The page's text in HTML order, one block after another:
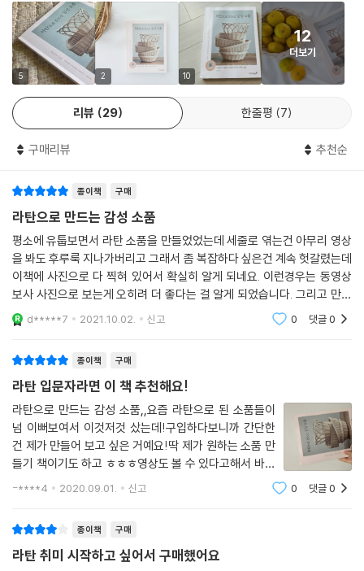
무르기·땋아마무르기 등의 마무리 기법, 그리고 손잡이 달기까지, 독자가
다양하게 활용할 수 있도록 최대한 많은 기법을 담았다. 기초를 탄탄하게
다질 수 있도록 모든 기법에는 영상을 함께 제공하고 있어, 라탄 공예를 처
음 하는 사람도 쉽게 보고 배울 수 있다.
기초를 잘 다졌다면, 다음으로는 이 기법들을 활용해 다양한 작품을 만들
작해 변형, 응용되어 만들어진다. 기본 기법을 잘 알고 넘어간다면 어떠한
각 파트는 네 가지 바닥 짜기 기법을 활용한 기본 바구니, 내 취향대로 즐기
는 홈 카페 소품, 따듯한 분위기를 연출하는 리빙 소품, 공간의 분위기를 크
게 좌우하는 벽 장식, 가볍고 실용성 있는 라탄 백, 인테리어 오브제 역할을
하는 조명 등 공간 컨셉에 따라 파트를 나눠 구성했다. 각 작품은 단계별 사
진과 함께 상세하고 친절하게 설명하고 있어 초보자도 손쉽게 만들어 볼
수 있으며, 작품을 만들다 보면 자연스레 여러 다양한 기법을 익힐 수 있다.
작품의 사이즈와 재료, 기법 등을 자유롭게 변형하여 자신만의 감성과 개
5 2 10
12
더보기
리뷰 29 한줄평 7
구매리뷰 추천순
종이책 구매
라탄으로 만드는 감성 소품
평소에 유툽보면서 라탄 소품을 만들었었는데 세줄로 엮는건 아무리 영상
을 봐도 후루룩 지나가버리고 그래서 좀 복잡하다 싶은건 계속 헛갈렸는데
이책에 사진으로 다 찍혀 있어서 확실히 알게 되네요. 이런경우는 동영상
보사 사진으로 보는게 오히려 더 좋다는 걸 알게 되었습니다. 그리고 만들
어보고 싶은 소품을도 꽤 많이 실려 있어서 좋네요. 응용해서 다른것도 만
들 수 있을
d*****7 2021.10.02. 신고 0 댓글0
종이책 구매
라탄 입문자라면 이 책 추천해요!
라탄으로 만드는 감성 소품,,요즘 라탄으로 된 소품들이
넘 이뻐보여서 이것저것 샀는데!구입하다보니까 간단한
건 제가 만들어 보고 싶은 거예요!딱 제가 원하는 소품 만
들기 책이기도 하고 ㅎㅎㅎ영상도 볼 수 있다고해서 바로
구입했네용ㅎㅎㅎㅎㅎㅎㅎㅎㅎ책 끝이 약간 꾸겨져 왔지
-****4 2020.09.01. 신고 0 댓글0
종이책 구매
라탄 취미 시작하고 싶어서 구매했어요